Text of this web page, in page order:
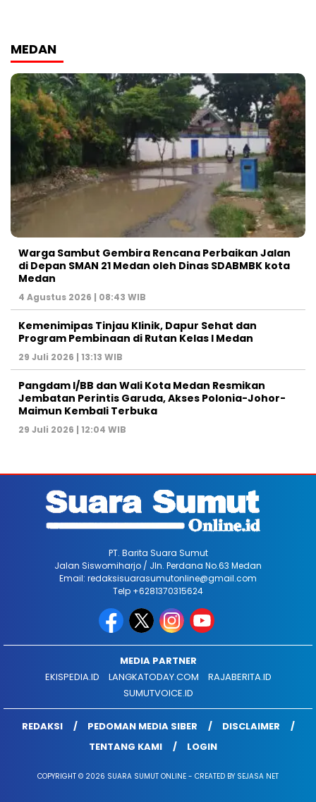
MEDAN
Warga Sambut Gembira Rencana Perbaikan Jalan
di Depan SMAN 21 Medan oleh Dinas SDABMBK kota
Medan
4 Agustus 2026 | 08:43 WIB
Kemenimipas Tinjau Klinik, Dapur Sehat dan
Program Pembinaan di Rutan Kelas I Medan
29 Juli 2026 | 13:13 WIB
Pangdam I/BB dan Wali Kota Medan Resmikan
Jembatan Perintis Garuda, Akses Polonia-Johor-
Maimun Kembali Terbuka
29 Juli 2026 | 12:04 WIB
PT. Barita Suara Sumut
Jalan Siswomiharjo / Jln. Perdana No.63 Medan
Email: redaksisuarasumutonline@gmail.com
Telp +6281370315624
MEDIA PARTNER
EKISPEDIA.ID
LANGKATODAY.COM
RAJABERITA.ID
SUMUTVOICE.ID
REDAKSI PEDOMAN MEDIA SIBER
DISCLAIMER
TENTANG KAMI
LOGIN
COPYRIGHT © 2026 SUARA SUMUT ONLINE - CREATED BY SEJASA NET